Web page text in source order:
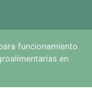
funcionamiento
en